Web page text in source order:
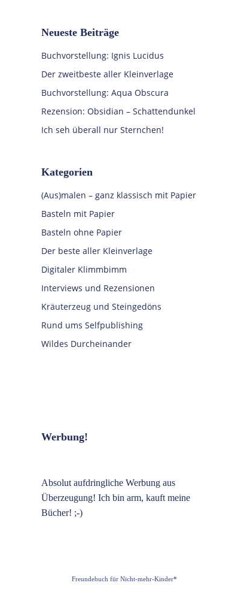
Neueste Beiträge
Buchvorstellung: Ignis Lucidus
Der zweitbeste aller Kleinverlage
Buchvorstellung: Aqua Obscura
Rezension: Obsidian – Schattendunkel
Ich seh überall nur Sternchen!
Kategorien
(Aus)malen – ganz klassisch mit Papier
Basteln mit Papier
Basteln ohne Papier
Der beste aller Kleinverlage
Digitaler Klimmbimm
Interviews und Rezensionen
Kräuterzeug und Steingedöns
Rund ums Selfpublishing
Wildes Durcheinander
Werbung!
Absolut aufdringliche Werbung aus
Überzeugung! Ich bin arm, kauft meine
Bücher! ;-)
Freundebuch für Nicht-mehr-Kinder*